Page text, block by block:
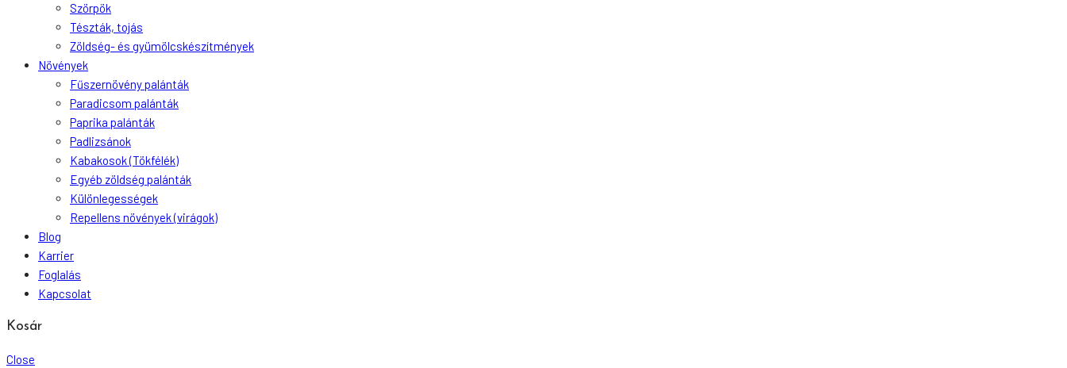
Szörpök
Tészták, tojás
Zöldség- és gyümölcskészítmények
Növények
Fűszernövény palánták
Paradicsom palánták
Paprika palánták
Padlizsánok
Kabakosok (Tökfélék)
Egyéb zöldség palánták
Különlegességek
Repellens növények (virágok)
Blog
Karrier
Foglalás
Kapcsolat
Kosár
Close